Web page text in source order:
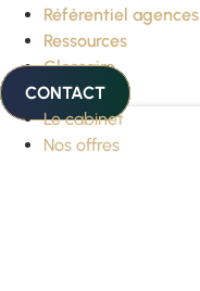
Référentiel agences
Ressources
Glossaire
CONTACT
Le cabinet
Nos offres